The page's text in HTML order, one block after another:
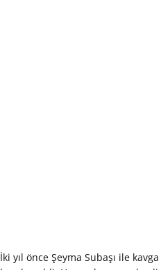
İki yıl önce Şeyma Subaşı ile